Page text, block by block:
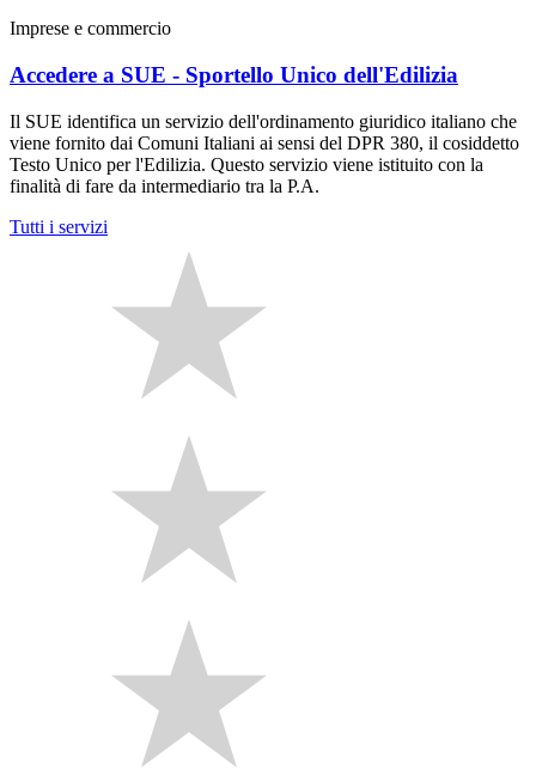
Imprese e commercio
Accedere a SUE - Sportello Unico dell'Edilizia
Il SUE identifica un servizio dell'ordinamento giuridico italiano che
viene fornito dai Comuni Italiani ai sensi del DPR 380, il cosiddetto
Testo Unico per l'Edilizia. Questo servizio viene istituito con la
finalità di fare da intermediario tra la P.A.
Tutti i servizi